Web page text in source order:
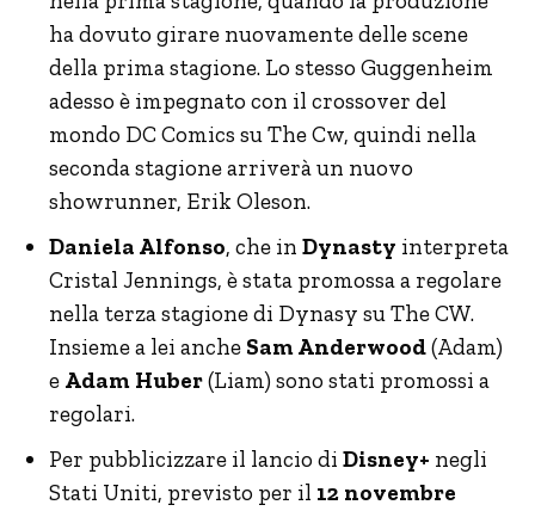
ha dovuto girare nuovamente delle scene
della prima stagione. Lo stesso Guggenheim
adesso è impegnato con il crossover del
mondo DC Comics su The Cw, quindi nella
seconda stagione arriverà un nuovo
showrunner, Erik Oleson.
Daniela Alfonso, che in Dynasty interpreta
Cristal Jennings, è stata promossa a regolare
nella terza stagione di Dynasy su The CW.
Insieme a lei anche Sam Anderwood(Adam)
e Adam Huber(Liam) sono stati promossi a
regolari.
Per pubblicizzare il lancio di Disney+ negli
Stati Uniti, previsto per il 12 novembre